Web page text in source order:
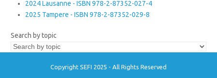
2024 Lausanne - ISBN 978-2-87352-027-4
2025 Tampere - ISBN 978-2-87352-029-8
Search by topic
Copyright SEFI 2025 - All Rights Reserved